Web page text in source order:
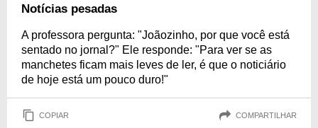
Notícias pesadas
A professora pergunta: "Joãozinho, por que você está
sentado no jornal?" Ele responde: "Para ver se as
manchetes ficam mais leves de ler, é que o noticiário
de hoje está um pouco duro!"
COPIAR COMPARTILHAR